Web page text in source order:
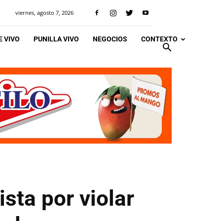
viernes, agosto 7, 2026
VIVO PUNILLA VIVO NEGOCIOS CONTEXTO
por violar